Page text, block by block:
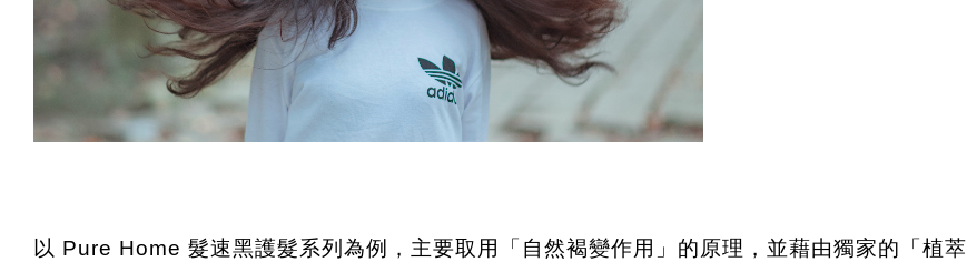
以 Pure Home 髮速黑護髮系列為例，主要取用「自然褐變作用」的原理，並藉由獨家的「植萃